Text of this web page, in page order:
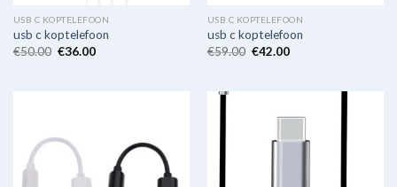
USB C KOPTELEFOON
usb c koptelefoon
€50.00 €36.00
USB C KOPTELEFOON
usb c koptelefoon
€59.00 €42.00